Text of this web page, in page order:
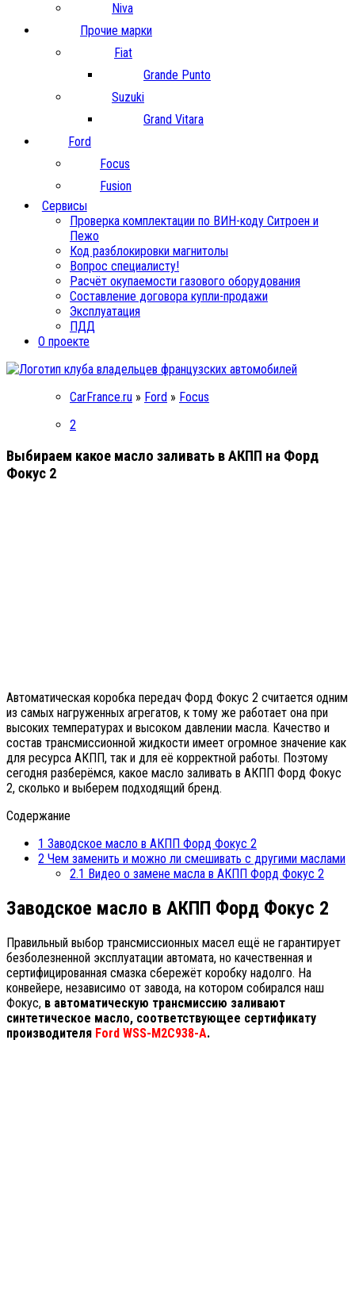
Niva
Прочие марки
Fiat
Grande Punto
Suzuki
Grand Vitara
Ford
Focus
Fusion
Сервисы
Проверка комплектации по ВИН-коду Ситроен и
Пежо
Код разблокировки магнитолы
Вопрос специалисту!
Расчёт окупаемости газового оборудования
Составление договора купли-продажи
Эксплуатация
ПДД
О проекте
CarFrance.ru » Ford » Focus
2
Выбираем какое масло заливать в АКПП на Форд
Фокус 2
Автоматическая коробка передач Форд Фокус 2 считается одним
из самых нагруженных агрегатов, к тому же работает она при
высоких температурах и высоком давлении масла. Качество и
состав трансмиссионной жидкости имеет огромное значение как
для ресурса АКПП, так и для её корректной работы. Поэтому
сегодня разберёмся, какое масло заливать в АКПП Форд Фокус
2, сколько и выберем подходящий бренд.
Содержание
1 Заводское масло в АКПП Форд Фокус 2
2 Чем заменить и можно ли смешивать с другими маслами
2.1 Видео о замене масла в АКПП Форд Фокус 2
Заводское масло в АКПП Форд Фокус 2
Правильный выбор трансмиссионных масел ещё не гарантирует
безболезненной эксплуатации автомата, но качественная и
сертифицированная смазка сбережёт коробку надолго. На
конвейере, независимо от завода, на котором собирался наш
Фокус, в автоматическую трансмиссию заливают
синтетическое масло, соответствующее сертификату
производителя Ford WSS-M2C938-A.